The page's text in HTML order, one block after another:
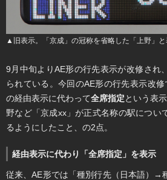
▲旧表示。「京成」の冠称を省略した「上野」
9月中旬よりAE形の行先表示が改修され
られている。今回のAE形の行先表示改
の経由表示に代わって全席指定という表
野など「京成xx」が正式名称の駅につい
るようにしたこと、の2点。
経由表示に代わり「全席指定」を表示
従来、AE形では「種別行先（日本語）→